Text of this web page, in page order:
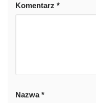
Komentarz *
Nazwa*